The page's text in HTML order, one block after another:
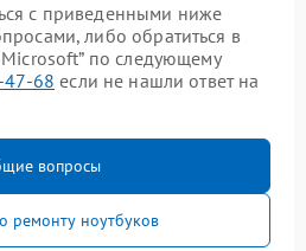
с приведенными ниже
либо обратиться в
по следующему
47-68 если не нашли ответ на
вопросы
ремонту ноутбуков